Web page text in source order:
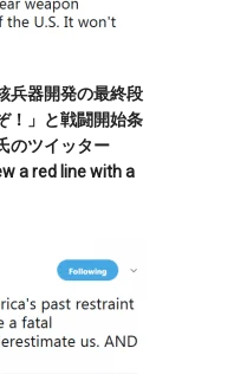
兵器開発の最終段
！」と戦闘開始条
のツイッター
a red line with a